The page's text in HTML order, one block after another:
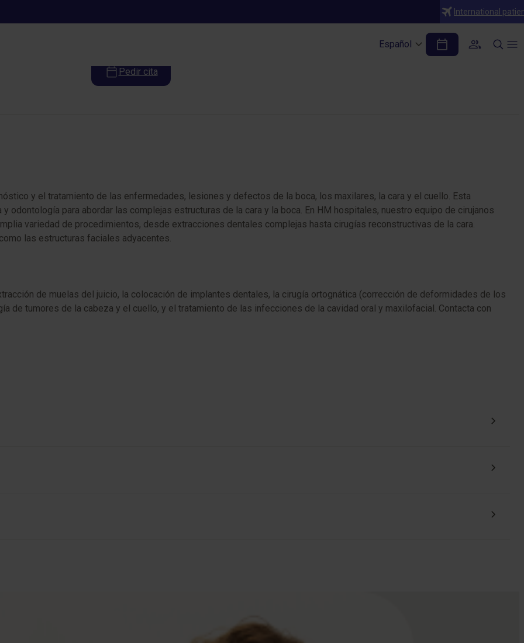
International
Español
Cirugía Oral y Maxilofacial
Pedir cita
y el tratamiento de las enfermedades, lesiones y defectos de la boca, los maxilares, la cara y el cuello. Esta
odontología para abordar las complejas estructuras de la cara y la boca. En HM hospitales, nuestro equipo de cirujanos
variedad de procedimientos, desde extracciones dentales complejas hasta cirugías reconstructivas de la cara.
las estructuras faciales adyacentes.
de muelas del juicio, la colocación de implantes dentales, la cirugía ortognática (corrección de deformidades de los
de tumores de la cabeza y el cuello, y el tratamiento de las infecciones de la cavidad oral y maxilofacial. Contacta con